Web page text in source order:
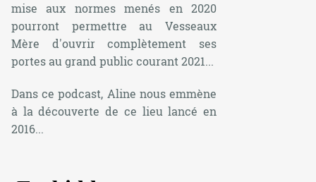
mise aux normes menés en 2020
pourront permettre au Vesseaux
Mère d'ouvrir complètement ses
portes au grand public courant 2021...
Dans ce podcast, Aline nous emmène
à la découverte de ce lieu lancé en
2016...